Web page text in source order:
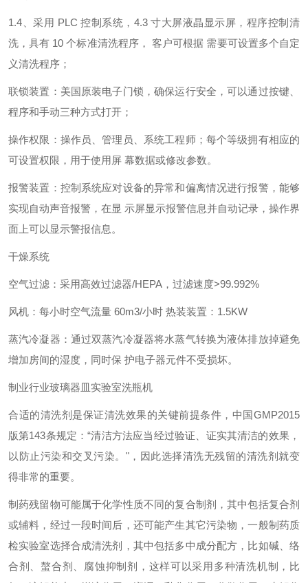
1.4、采用 PLC 控制系统，4.3 寸大屏液晶显示屏，程序控制清
洗，具有 10 个标准清洗程序， 客户可根据 需要可设置多个自定
义清洗程序；
联锁装置：美国原装电子门锁，确保运行安全，可以通过按键、
程序和手动三种方式打开；
操作权限：操作员、管理员、系统工程师；每个等级拥有相应的
可设置权限，用于使用屏 幕数据或修改参数。
报警装置：控制系统应对设备的异常和偏离情况进行报警，能够
实现自动声音报警，在显 示屏显示报警信息并自动记录，操作界
面上可以显示警报信息。
干燥系统
空气过滤：采用高效过滤器/HEPA，过滤速度>99.992%
风机：每小时空气流量 60m3/小时 热装装置：1.5KW
蒸汽冷凝器：通过双蒸汽冷凝器将水蒸气转换为液体排放掉避免
增加房间的湿度，同时保 护电子器元件不受损坏。
制业行业玻璃器皿实验室洗瓶机
合适的清洗剂是保证清洗效果的关键前提条件，中国GMP2015
版第143条规定：“清洁方法应当经过验证、证实其清洁的效果，
以防止污染和交叉污染。"，因此选择清洗无残留的清洗剂就变
得非常的重要。
制药残留物可能属于化学性质不同的复合制剂，其中包括复合剂
或辅料，经过一段时间后，还可能产生其它污染物，一般制药质
检实验室选择合成清洗剂，其中包括多中成分配方，比如碱、络
合剂、螯合剂、腐蚀抑制剂，这样可以采用多种清洗机制，比